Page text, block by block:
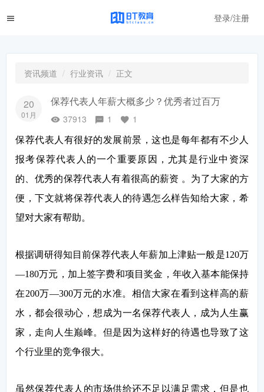
登录/注册
资讯频道 行业资讯 正文
20
01月
保荐代表人年薪大概多少？优秀者过百万
37913 1 1
保荐代表人有很好的发展前景，这也是每年都有不少人
报考保荐代表人的一个重要原因，尤其是行业中资深
的、优秀的保荐代表人有着很高的薪资 。为了大家的方
便，下文就将保荐代表人的待遇怎么样告知给大家，希
望对大家有帮助。
根据调研得知目前保荐代表人年薪加上津贴一般是120万
—180万元，加上签字费和项目奖金，年收入基本能保持
在200万—300万元的水准。相信大家在看到这样高的薪
水，都会很动心，想成为一名保荐代表人，成为人生赢
家，走向人生巅峰。但是因为这样好的待遇也导致了这
个行业里的竞争很大。
虽然保荐代表人的市场供给还不足以满足需求，但是也